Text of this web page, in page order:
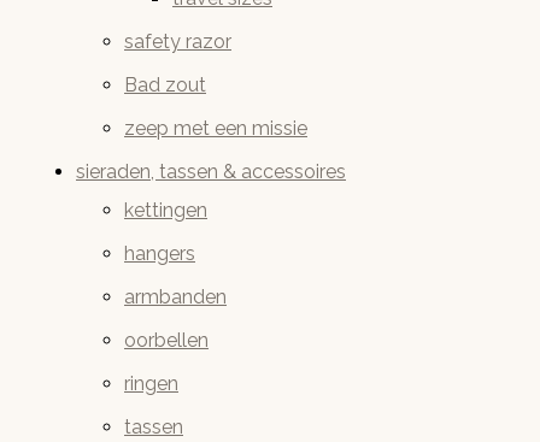
safety razor
Bad zout
zeep met een missie
sieraden, tassen & accessoires
kettingen
hangers
armbanden
oorbellen
ringen
tassen